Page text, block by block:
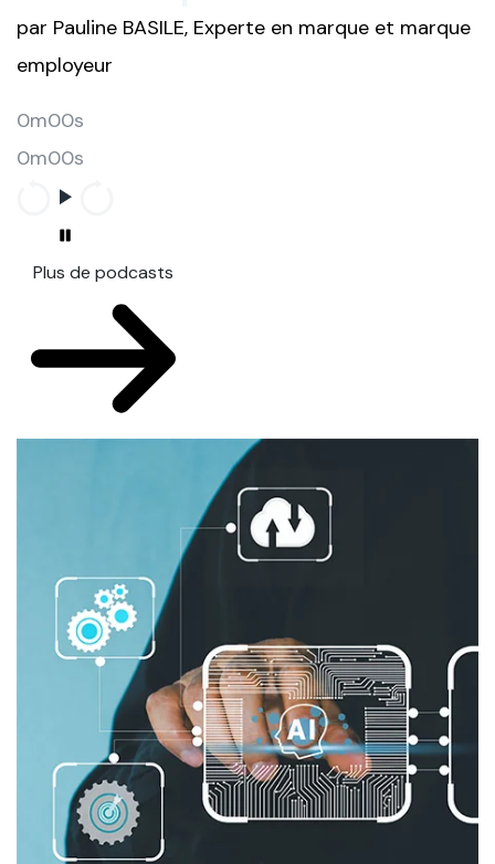
par Pauline BASILE, Experte en marque et marque
employeur
0m00s
0m00s
Plus de podcasts